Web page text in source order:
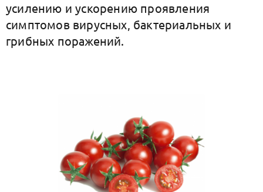
усилению и ускорению проявления
симптомов вирусных, бактериальных и
грибных поражений.